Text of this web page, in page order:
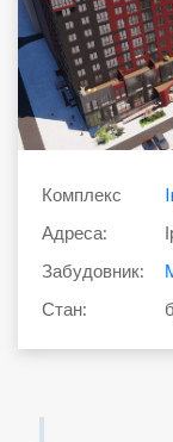
Комплекс
Адреса:
Забудовник:
Стан: